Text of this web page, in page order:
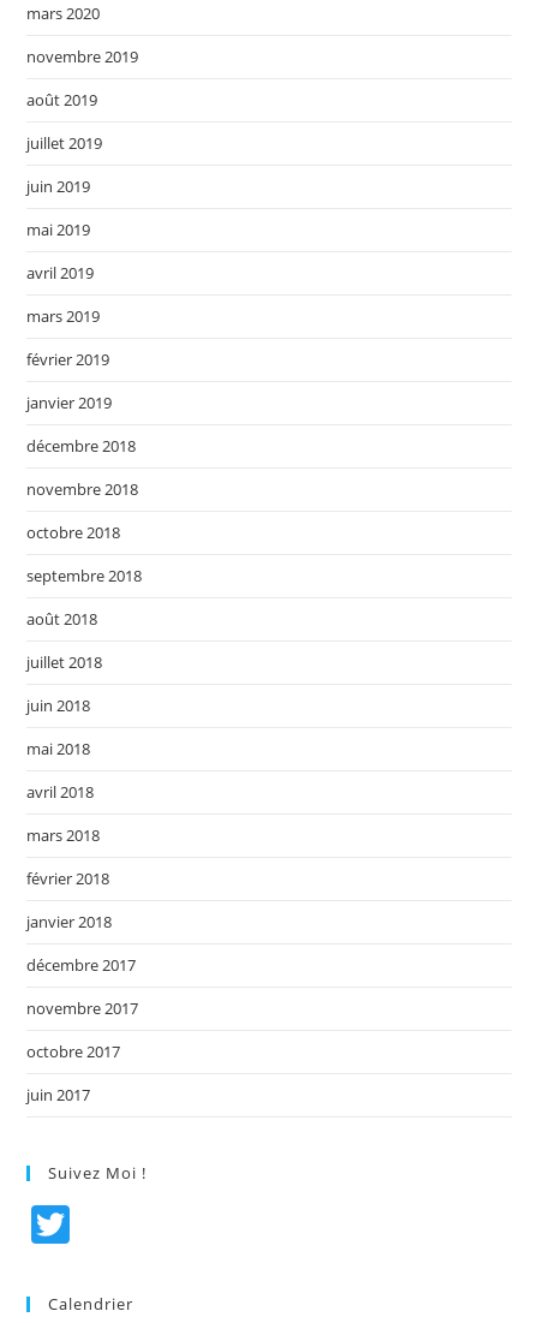
mars 2020
novembre 2019
août 2019
juillet 2019
juin 2019
mai 2019
avril 2019
mars 2019
février 2019
janvier 2019
décembre 2018
novembre 2018
octobre 2018
septembre 2018
août 2018
juillet 2018
juin 2018
mai 2018
avril 2018
mars 2018
février 2018
janvier 2018
décembre 2017
novembre 2017
octobre 2017
juin 2017
Suivez Moi !
itt
Calendrier